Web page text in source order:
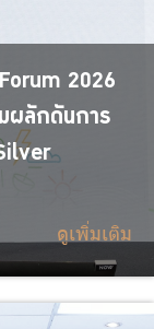
2026
ผลักดันการ
ดูเพิ่มเติม